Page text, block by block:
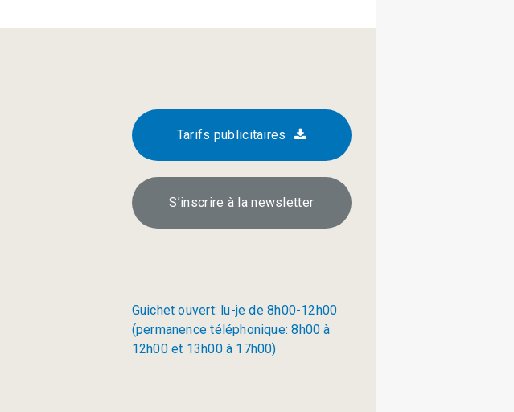
Tarifs publicitaires
S’inscrire à la newsletter
Guichet ouvert: lu-je de 8h00-12h00
(permanence téléphonique: 8h00 à
12h00 et 13h00 à 17h00)